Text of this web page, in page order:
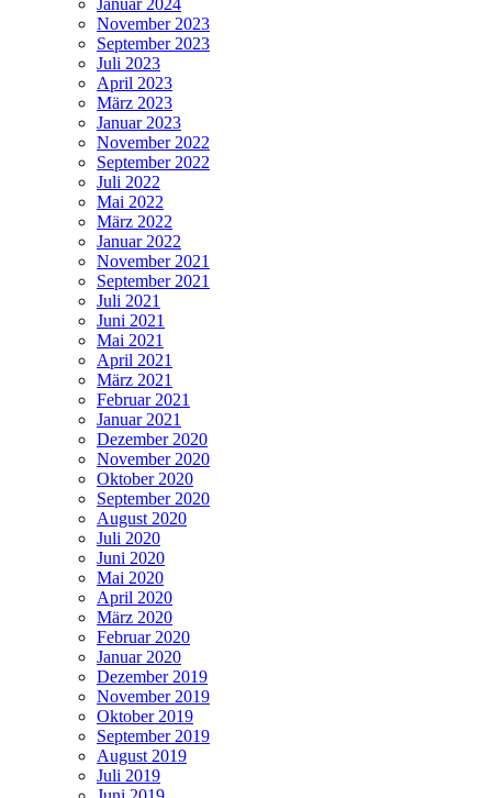
November 2023
September 2023
Juli 2023
April 2023
März 2023
Januar 2023
November 2022
September 2022
Juli 2022
Mai 2022
März 2022
Januar 2022
November 2021
September 2021
Juli 2021
Juni 2021
Mai 2021
April 2021
März 2021
Februar 2021
Januar 2021
Dezember 2020
November 2020
Oktober 2020
September 2020
August 2020
Juli 2020
Juni 2020
Mai 2020
April 2020
März 2020
Februar 2020
Januar 2020
Dezember 2019
November 2019
Oktober 2019
September 2019
August 2019
Juli 2019